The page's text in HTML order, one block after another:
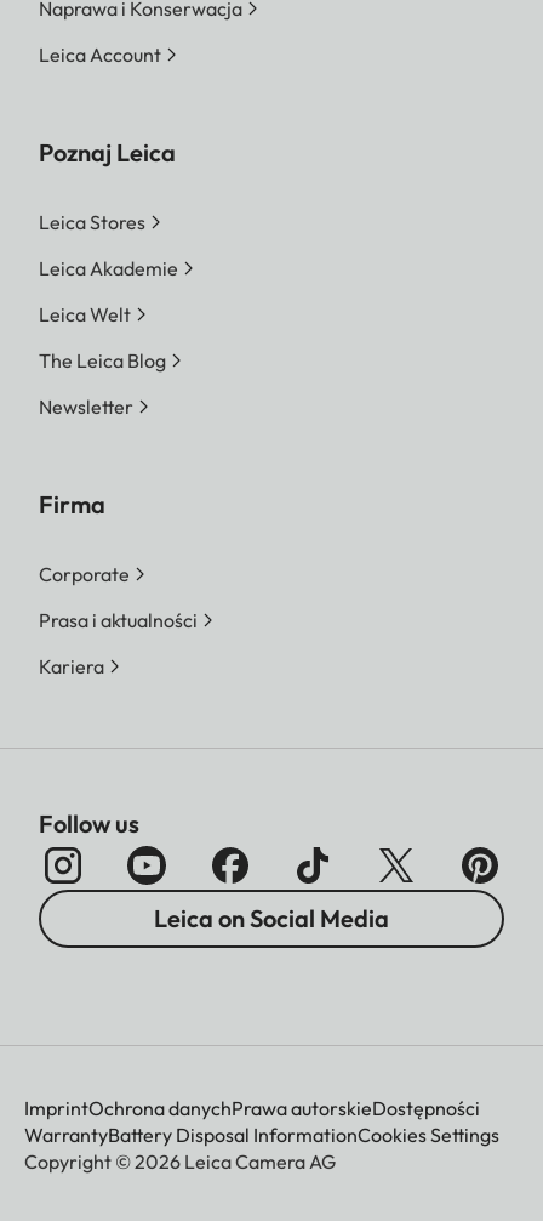
Naprawa i Konserwacja
Leica Account
Poznaj Leica
Leica Stores
Leica Akademie
Leica Welt
The Leica Blog
Newsletter
Firma
Corporate
Prasa i aktualności
Kariera
Follow us
Leica on Social Media
ImprintOchrona danychPrawa autorskieDostępności
WarrantyBattery Disposal InformationCookies Settings
Copyright © 2026 Leica Camera AG